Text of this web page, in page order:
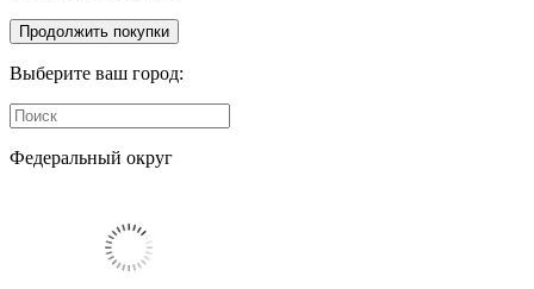
Продолжить покупки
Выберите ваш город:
Федеральный округ